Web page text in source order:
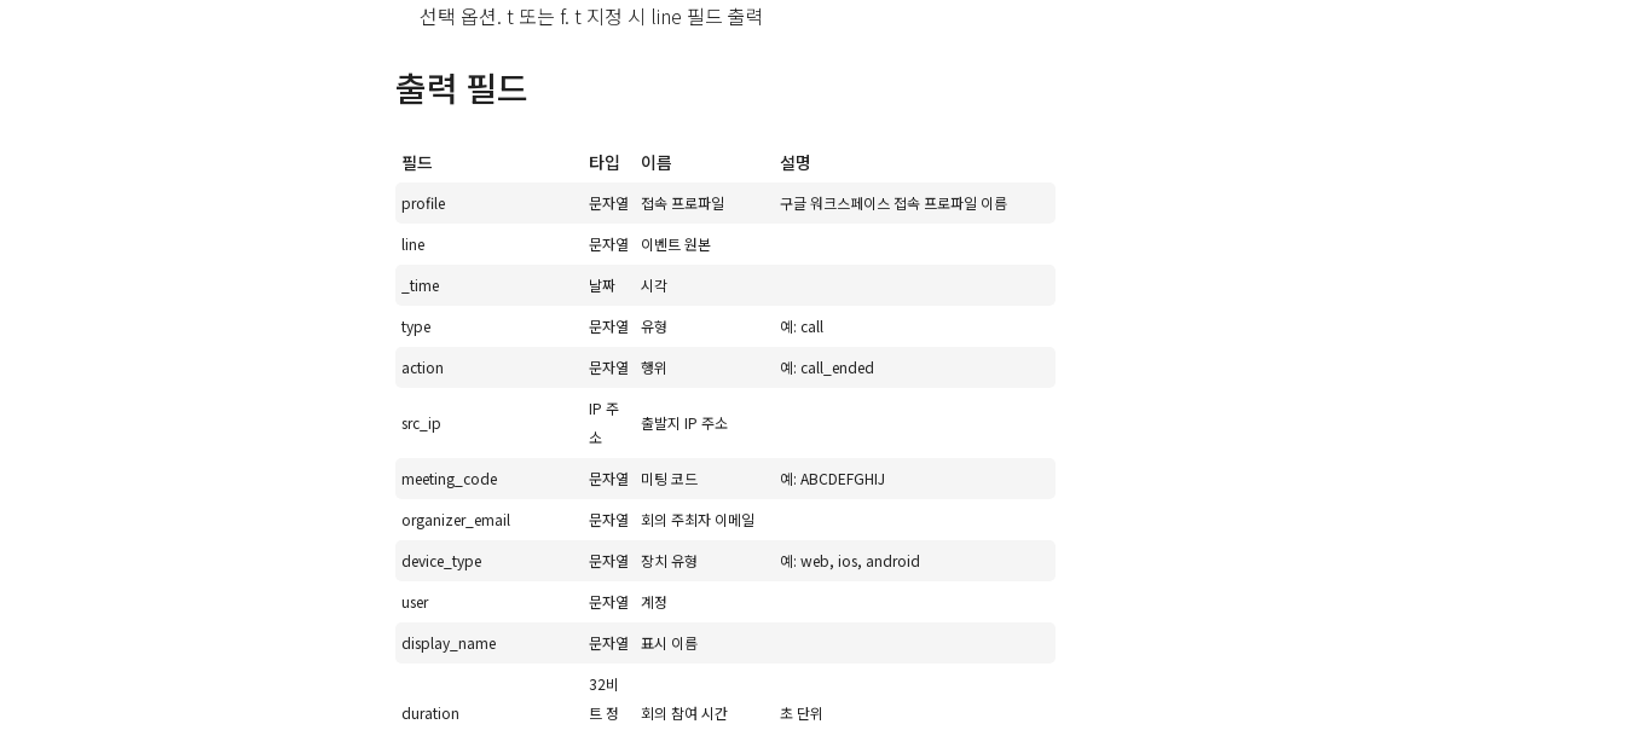
선택 옵션. t 또는 f. t 지정 시 line 필드 출력
출력 필드
필드 타입 이름 설명
profile 문자열 접속 프로파일
구글 워크스페이스 접속 프로파일 이름
line
문자열
이벤트 원본
_time
날짜
시각
type
문자열 유형
예: call
action
문자열 행위 예: call_ended
src_ip
IP 주
소
출발지 IP 주소
meeting_code 문자열 미팅 코드
예: ABCDEFGHIJ
organizer_email
문자열
회의 주최자 이메일
device_type
문자열 장치 유형
예: web, ios, android
user
문자열
계정
display_name
문자열 표시 이름
duration
32비
트 정
회의 참여 시간 초 단위